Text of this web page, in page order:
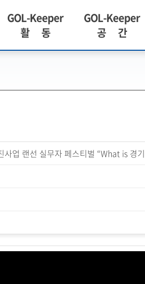
GOL-Keeper
활 동
GOL-Keeper
공 간
사업 랜선 실무자 페스티벌 “What is 경